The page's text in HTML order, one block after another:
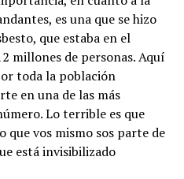
es una que se hizo
que estaba en el
millones de personas. Aquí
toda la población
en una de las más
Lo terrible es que
que vos mismo sos parte de
está invisibilizado